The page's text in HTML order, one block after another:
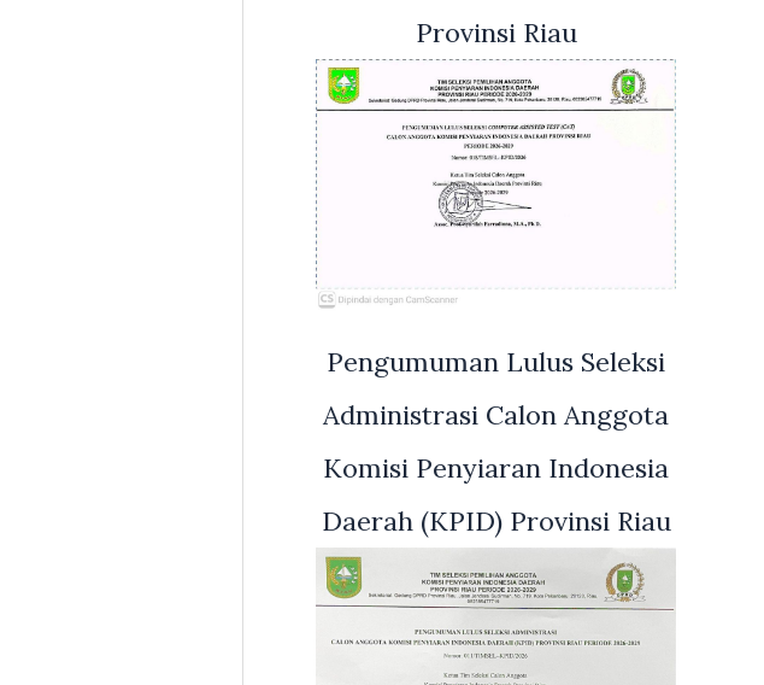
Provinsi Riau
Pengumuman Lulus Seleksi
Administrasi Calon Anggota
Komisi Penyiaran Indonesia
Daerah (KPID) Provinsi Riau